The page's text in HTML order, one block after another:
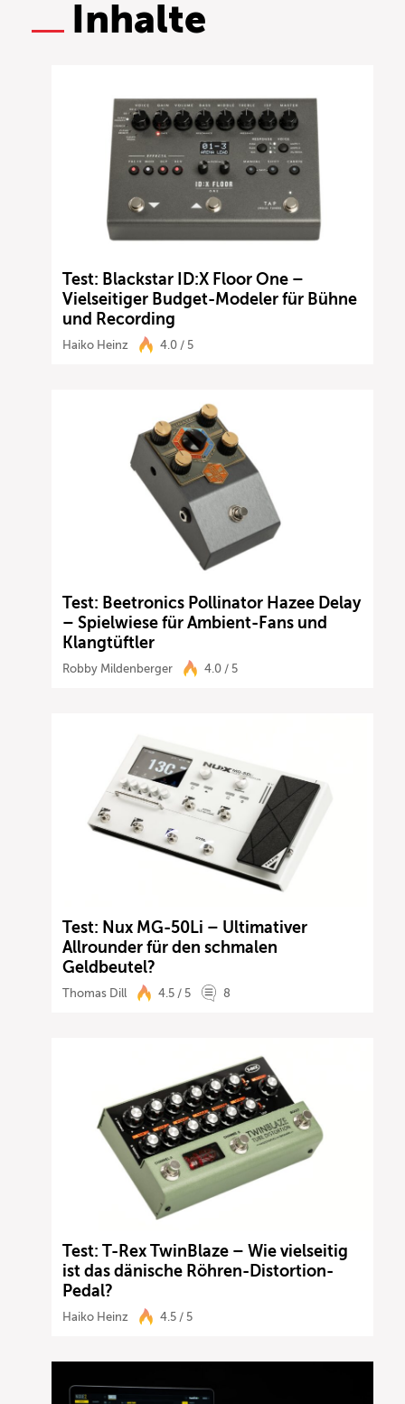
Inhalte
Test: Blackstar ID:X Floor One –
Vielseitiger Budget-Modeler für Bühne
und Recording
Haiko Heinz 4.0 / 5
Test: Beetronics Pollinator Hazee Delay
– Spielwiese für Ambient-Fans und
Klangtüftler
Robby Mildenberger 4.0 / 5
Test: Nux MG-50Li – Ultimativer
Allrounder für den schmalen
Geldbeutel?
Thomas Dill 4.5 / 5 8
Test: T-Rex TwinBlaze – Wie vielseitig
ist das dänische Röhren-Distortion-
Pedal?
Haiko Heinz 4.5 / 5